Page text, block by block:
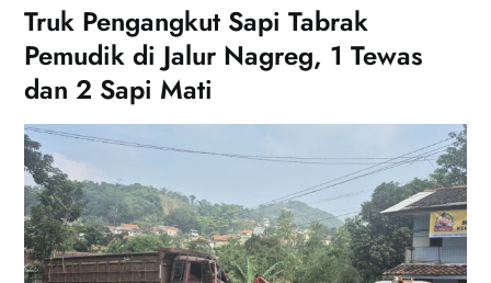
Truk Pengangkut Sapi Tabrak
Pemudik di Jalur Nagreg, 1 Tewas
dan 2 Sapi Mati